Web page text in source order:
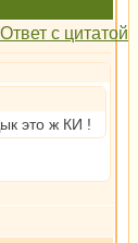
это ж КИ !